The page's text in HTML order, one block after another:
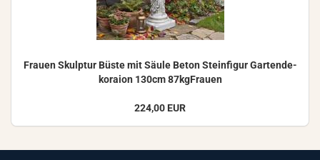
Frau­en Skulp­tur Büste mit Säule Beton Stein­fi­gur Gar­ten­de­
ko­rai­on 130cm 87kgFrauen
224,00 EUR